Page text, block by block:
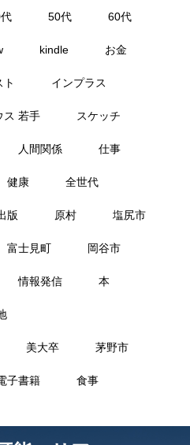
50代 60代
kindle お金
ト インプラス
ス 若手 スケッチ
人間関係 仕事
健康 全世代
版 原村 塩尻市
富士見町 岡谷市
情報発信 本
美大卒 茅野市
子書籍 食事